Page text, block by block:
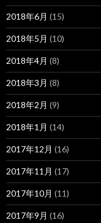
2018年6月 (15)
2018年5月 (10)
2018年4月 (8)
2018年3月 (8)
2018年2月 (9)
2018年1月 (14)
2017年12月 (16)
2017年11月 (17)
2017年10月 (11)
2017年9月 (16)